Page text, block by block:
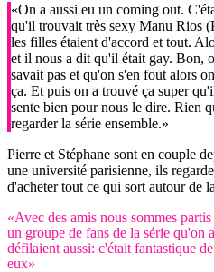
«On a aussi eu un coming out.
qu'il trouvait très sexy Manu Rios
les filles étaient d'accord et tout.
et il nous a dit qu'il était gay. Bon,
savait pas et qu'on s'en fout alors
ça. Et puis on a trouvé ça super
sente bien pour nous le dire. Rien
regarder la série ensemble.»
Pierre et Stéphane sont en couple
une université parisienne, ils
d'acheter tout ce qui sort autour de
«Avec des amis nous sommes
un groupe de fans de la série qu'on
défilaient aussi: c'était fantastique
eux»